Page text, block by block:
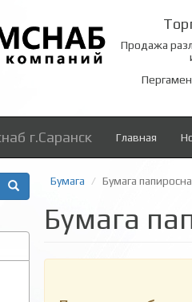
Продажа
г.Саранск Главная
Бумага Бумага
Бумага